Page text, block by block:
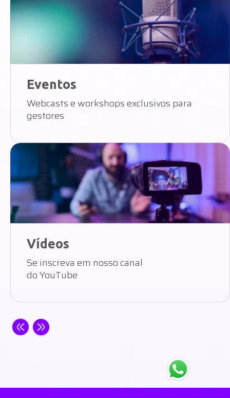
Eventos
Webcasts e workshops exclusivos para
gestores
Vídeos
Se inscreva em nosso canal
do YouTube